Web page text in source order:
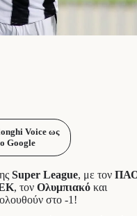
Voice ως
Google
Super League, με τον
, τον Ολυμπιακό και
στο -1!